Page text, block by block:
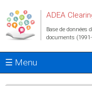
ADEA
Base de données
documents
☰ Menu